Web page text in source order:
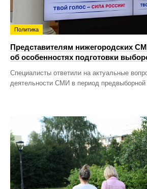
Политика
Представителям нижегородских
об особенностях подготовки
Специалисты ответили на актуальные
деятельности СМИ в период предвыборной